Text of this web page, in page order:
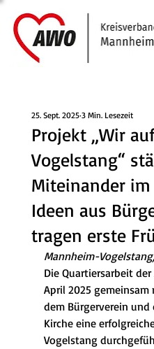
Projekt „Wir
Vogelstang“
Miteinander
Ideen aus
tragen erste
25. Sept. 2025 3 Min. Lesezeit
Mannheim-
Die Quartiersarbeit
April 2025
dem Bürgerverein und
Kirche eine
Vogelstang